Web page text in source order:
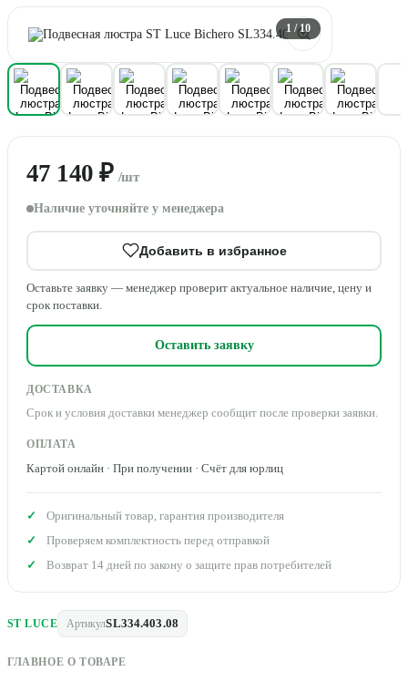
1 / 10
ST LUCE АртикулSL334.403.08
ГЛАВНОЕ О ТОВАРЕ
47 140 ₽ /шт
Наличие уточняйте у менеджера
Добавить в избранное
Оставьте заявку — менеджер проверит актуальное наличие, цену и
срок поставки.
Оставить заявку
ДОСТАВКА
Срок и условия доставки менеджер сообщит после проверки заявки.
ОПЛАТА
Картой онлайн · При получении · Счёт для юрлиц
Оригинальный товар, гарантия производителя
Проверяем комплектность перед отправкой
Возврат 14 дней по закону о защите прав потребителей